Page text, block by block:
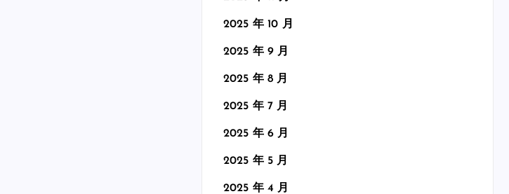
2025 年 10 月
2025 年 9 月
2025 年 8 月
2025 年 7 月
2025 年 6 月
2025 年 5 月
2025 年 4 月